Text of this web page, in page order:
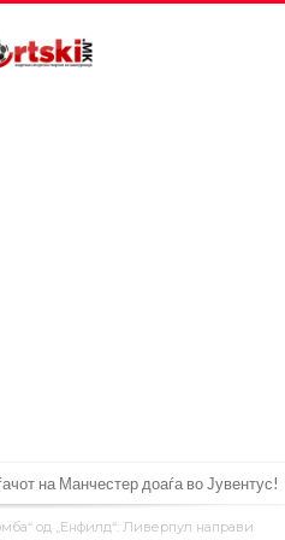
на Манчестер доаѓа во Јувентус!
со бојкот на турнирите на ФИФА
од „Енфилд“: Ливерпул направи